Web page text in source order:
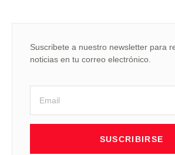
Suscribete a nuestro newsletter para
noticias en tu correo electrónico.
SUSCRIBIRSE